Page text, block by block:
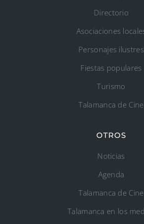
Directorio
Asociaciones
Personajes ilustres
Fiestas populares
Turismo
Talamanca de Cine
OTROS
Noticias
Agenda
Talamanca de Cine
Talamanca en los